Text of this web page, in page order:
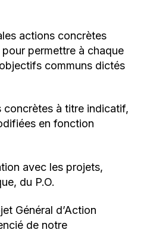
actions concrètes
pour permettre à chaque
communs dictés
à titre indicatif,
en fonction
avec les projets,
du P.O.
Général d’Action
de notre